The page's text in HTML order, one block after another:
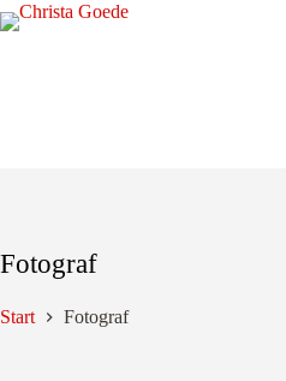
Zum
Inhalt
Fotograf
Start Fotograf